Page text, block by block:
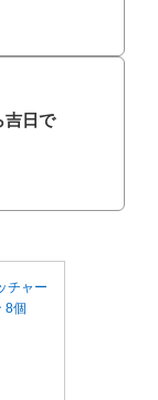
吉日で
チャー
8個